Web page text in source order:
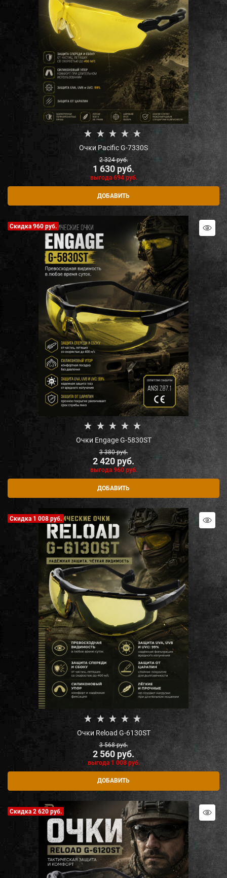
Очки Pacific G-7330S
2 324 руб.
1 630 руб.
выгода 694 руб.
ДОБАВИТЬ
Скидка 960 руб.
Очки Engage G-5830ST
3 380 руб.
2 420 руб.
выгода 960 руб.
ДОБАВИТЬ
Скидка 1 008 руб.
Очки Reload G-6130ST
3 568 руб.
2 560 руб.
выгода 1 008 руб.
ДОБАВИТЬ
Скидка 2 620 руб.